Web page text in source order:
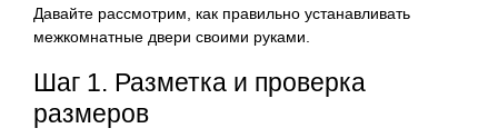
Давайте рассмотрим, как правильно устанавливать
межкомнатные двери своими руками.
Шаг 1. Разметка и проверка
размеров